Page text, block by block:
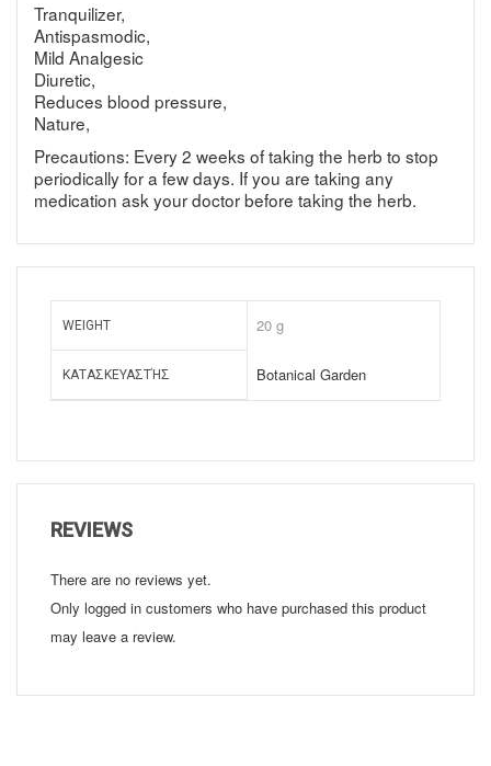
Tranquilizer,
Antispasmodic,
Mild Analgesic
Diuretic,
Reduces blood pressure,
Nature,
Precautions: Every 2 weeks of taking the herb to stop
periodically for a few days. If you are taking any
medication ask your doctor before taking the herb.
WEIGHT 20 g
ΚΑΤΑΣΚΕΥΑΣΤΉΣ Botanical Garden
REVIEWS
There are no reviews yet.
Only logged in customers who have purchased this product
may leave a review.